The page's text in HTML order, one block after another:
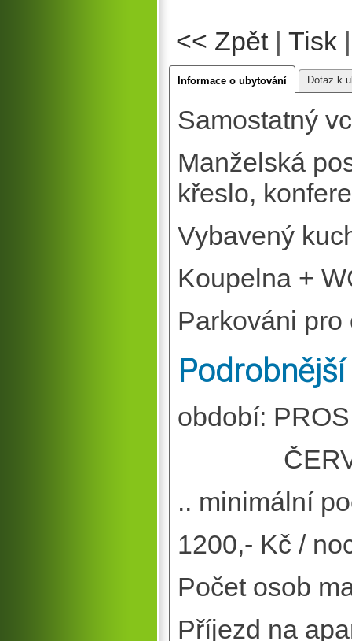
<< Zpět| Tisk
Informace o ubytování Dotaz k
Samostatný
Manželská
křeslo,
Vybavený
Koupelna +
Parkováni
období:
.. minimální
1200,- Kč /
Počet osob
Příjezd na